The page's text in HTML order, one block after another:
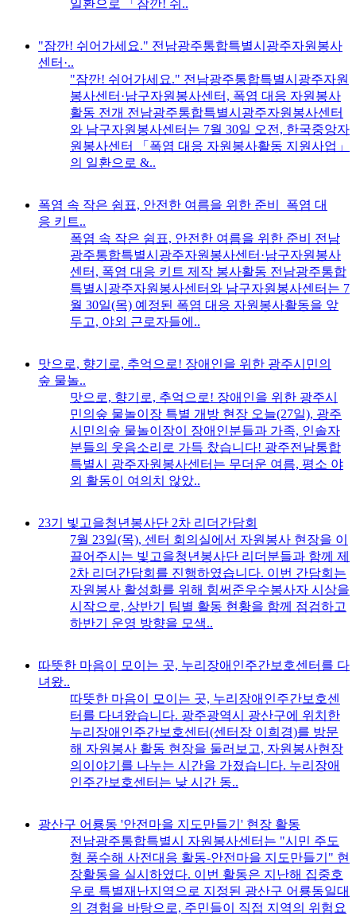
일환으로 「잠깐! 쉬..
"잠깐! 쉬어가세요." 전남광주통합특별시광주자원봉사
센터·..
"잠깐! 쉬어가세요." 전남광주통합특별시광주자원
봉사센터·남구자원봉사센터, 폭염 대응 자원봉사
활동 전개 전남광주통합특별시광주자원봉사센터
와 남구자원봉사센터는 7월 30일 오전, 한국중앙자
원봉사센터 「폭염 대응 자원봉사활동 지원사업」
의 일환으로 &..
폭염 속 작은 쉼표, 안전한 여름을 위한 준비_폭염 대
응 키트..
폭염 속 작은 쉼표, 안전한 여름을 위한 준비 전남
광주통합특별시광주자원봉사센터·남구자원봉사
센터, 폭염 대응 키트 제작 봉사활동 전남광주통합
특별시광주자원봉사센터와 남구자원봉사센터는 7
월 30일(목) 예정된 폭염 대응 자원봉사활동을 앞
두고, 야외 근로자들에..
맛으로, 향기로, 추억으로! 장애인을 위한 광주시민의
숲 물놀..
맛으로, 향기로, 추억으로! 장애인을 위한 광주시
민의숲 물놀이장 특별 개방 현장 오늘(27일), 광주
시민의숲 물놀이장이 장애인분들과 가족, 인솔자
분들의 웃음소리로 가득 찼습니다! 광주전남통합
특별시 광주자원봉사센터는 무더운 여름, 평소 야
외 활동이 여의치 않았..
23기 빛고을청년봉사단 2차 리더간담회
7월 23일(목), 센터 회의실에서 자원봉사 현장을 이
끌어주시는 빛고을청년봉사단 리더분들과 함께 제
2차 리더간담회를 진행하였습니다. 이번 간담회는
자원봉사 활성화를 위해 힘써준우수봉사자 시상을
시작으로, 상반기 팀별 활동 현황을 함께 점검하고
하반기 운영 방향을 모색..
따뜻한 마음이 모이는 곳, 누리장애인주간보호센터를 다
녀왔..
따뜻한 마음이 모이는 곳, 누리장애인주간보호센
터를 다녀왔습니다. 광주광역시 광산구에 위치한
누리장애인주간보호센터(센터장 이희경)를 방문
해 자원봉사 활동 현장을 둘러보고, 자원봉사현장
의이야기를 나누는 시간을 가졌습니다. 누리장애
인주간보호센터는 낮 시간 동..
광산구 어룡동 '안전마을 지도만들기' 현장 활동
전남광주통합특별시 자원봉사센터는 "시민 주도
형 풍수해 사전대응 활동-안전마을 지도만들기" 현
장활동을 실시하였다. 이번 활동은 지난해 집중호
우로 특별재난지역으로 지정된 광산구 어룡동일대
의 경험을 바탕으로, 주민들이 직접 지역의 위험요